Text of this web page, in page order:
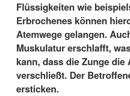
Flüssigkeiten wie
Erbrochenes können
Atemwege gelangen.
Muskulatur erschlafft,
kann, dass die Zunge die
verschließt. Der
ersticken.